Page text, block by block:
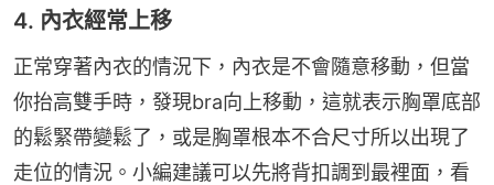
4. 內衣經常上移
正常穿著內衣的情況下，內衣是不會隨意移動，但當
你抬高雙手時，發現bra向上移動，這就表示胸罩底部
的鬆緊帶變鬆了，或是胸罩根本不合尺寸所以出現了
走位的情況。小編建議可以先將背扣調到最裡面，看